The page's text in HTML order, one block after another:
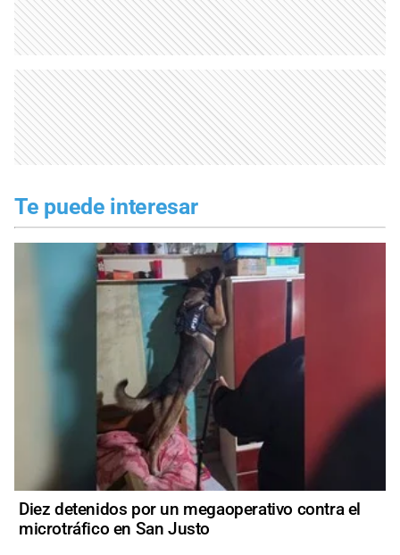
Te puede interesar
Diez detenidos por un megaoperativo contra el
microtráfico en San Justo